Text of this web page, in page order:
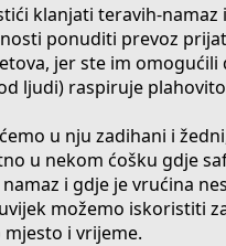
klanjati teravih-namaz
ponuditi prevoz
jer ste im omogućili
ljudi) raspiruje
u nju zadihani i
u nekom ćošku gdje
i gdje je vrućina
možemo iskoristiti
i vrijeme.